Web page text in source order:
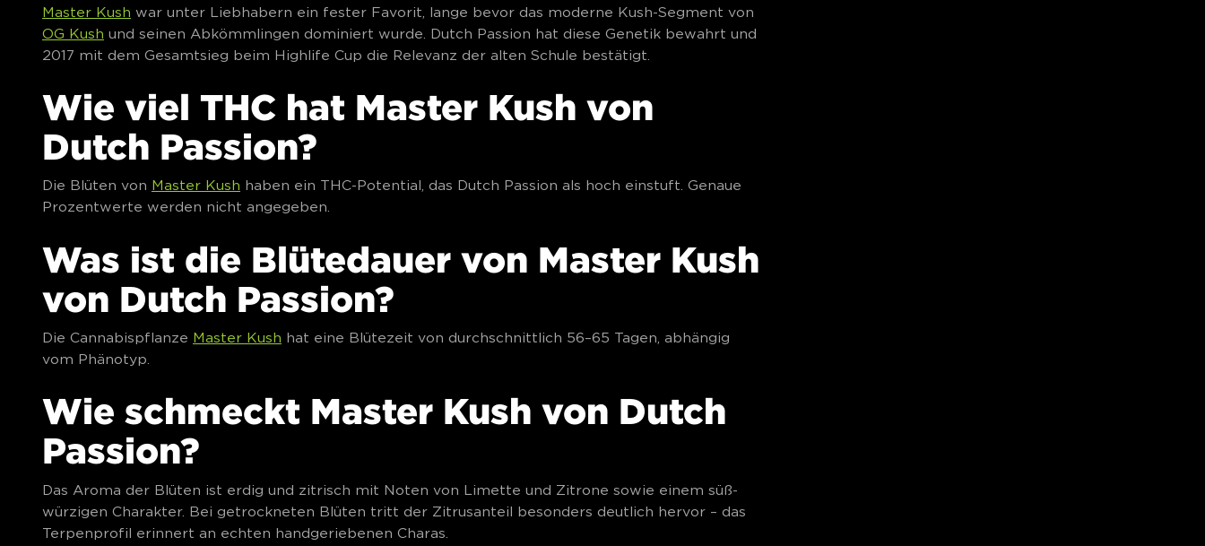
Master Kush war unter Liebhabern ein fester Favorit, lange bevor das moderne Kush-Segment von
OG Kush und seinen Abkömmlingen dominiert wurde. Dutch Passion hat diese Genetik bewahrt und
2017 mit dem Gesamtsieg beim Highlife Cup die Relevanz der alten Schule bestätigt.
Wie viel THC hat Master Kush von
Dutch Passion?
Die Blüten von Master Kush haben ein THC-Potential, das Dutch Passion als hoch einstuft. Genaue
Prozentwerte werden nicht angegeben.
Was ist die Blütedauer von Master Kush
von Dutch Passion?
Die Cannabispflanze Master Kush hat eine Blütezeit von durchschnittlich 56–65 Tagen, abhängig
vom Phänotyp.
Wie schmeckt Master Kush von Dutch
Passion?
Das Aroma der Blüten ist erdig und zitrisch mit Noten von Limette und Zitrone sowie einem süß-
würzigen Charakter. Bei getrockneten Blüten tritt der Zitrusanteil besonders deutlich hervor – das
Terpenprofil erinnert an echten handgeriebenen Charas.